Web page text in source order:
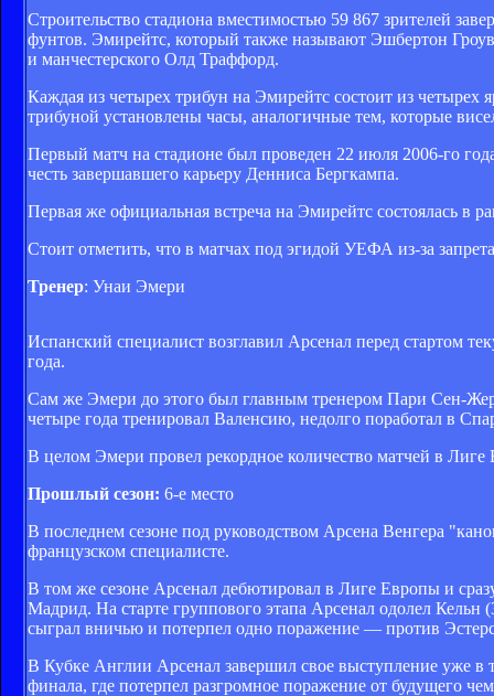
Строительство стадиона вместимостью 59 867 зрителей
фунтов. Эмирейтс, который также называют Эшбертон
и манчестерского Олд Траффорд.
Каждая из четырех трибун на Эмирейтс состоит из
трибуной установлены часы, аналогичные тем, которые
Первый матч на стадионе был проведен 22 июля 2006-го
честь завершавшего карьеру Денниса Бергкампа.
Первая же официальная встреча на Эмирейтс состоялась
Стоит отметить, что в матчах под эгидой УЕФА из-за
Тренер: Унаи Эмери
Испанский специалист возглавил Арсенал перед стартом
года.
Сам же Эмери до этого был главным тренером Пари Сен-
четыре года тренировал Валенсию, недолго поработал в
В целом Эмери провел рекордное количество матчей в Лиге
Прошлый сезон: 6-е место
В последнем сезоне под руководством Арсена Венгера
французском специалисте.
В том же сезоне Арсенал дебютировал в Лиге Европы и
Мадрид. На старте группового этапа Арсенал одолел
сыграл вничью и потерпел одно поражение — против
В Кубке Англии Арсенал завершил свое выступление уже в
финала, где потерпел разгромное поражение от будущего